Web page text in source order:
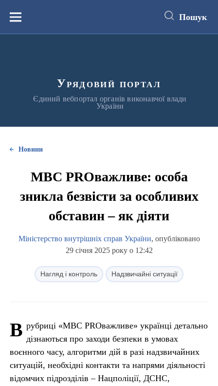
вмістуМеню Пошук
Урядовий портал
Єдиний вебпортал органів виконавчої влади
України
Новини
МВС PROважливе: особа
зникла безвісти за особливих
обставин – як діяти
Міністерство внутрішніх справ України, опубліковано
29 січня 2025 року о 12:42
Нагляд і контроль Надзвичайні ситуації
В рубриці «МВС PROважливе» українці детально
дізнаються про заходи безпеки в умовах
воєнного часу, алгоритми дій в разі надзвичайних
ситуацій, необхідні контакти та напрями діяльності
відомчих підрозділів – Нацполіції, ДСНС,